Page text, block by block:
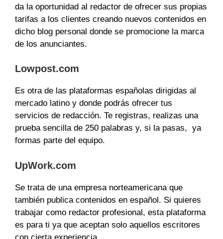
da la oportunidad al redactor de ofrecer sus propias
tarifas a los clientes creando nuevos contenidos en
dicho blog personal donde se promocione la marca
de los anunciantes.
Lowpost.com
Es otra de las plataformas españolas dirigidas al
mercado latino y donde podrás ofrecer tus
servicios de redacción. Te registras, realizas una
prueba sencilla de 250 palabras y, si la pasas, ya
formas parte del equipo.
UpWork.com
Se trata de una empresa norteamericana que
también publica contenidos en español. Si quieres
trabajar como redactor profesional, esta plataforma
es para ti ya que aceptan solo aquellos escritores
con cierta experiencia.